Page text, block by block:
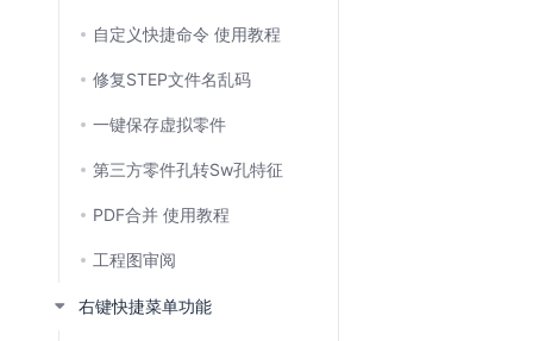
自定义快捷命令 使用教程
修复STEP文件名乱码
一键保存虚拟零件
第三方零件孔转Sw孔特征
PDF合并 使用教程
工程图审阅
右键快捷菜单功能